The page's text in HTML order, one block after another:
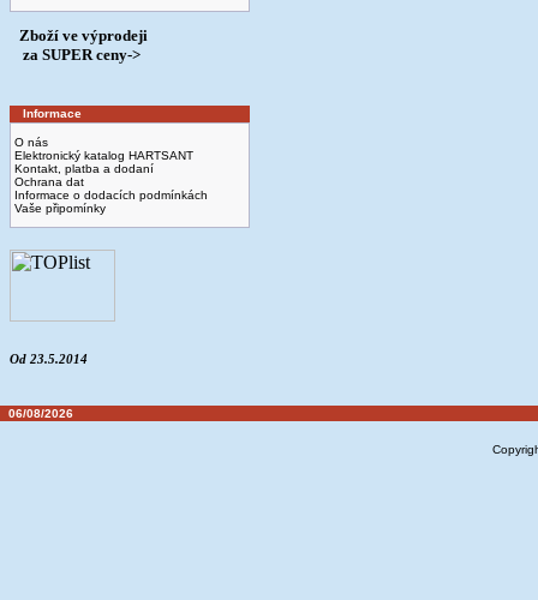
Zboží ve výprodeji
­ za SUPER ceny->
Informace
O nás
Elektronický katalog HARTSANT
Kontakt, platba a dodaní
Ochrana dat
Informace o dodacích podmínkách
Vaše připomínky
Od 23.5.2014
06/08/2026